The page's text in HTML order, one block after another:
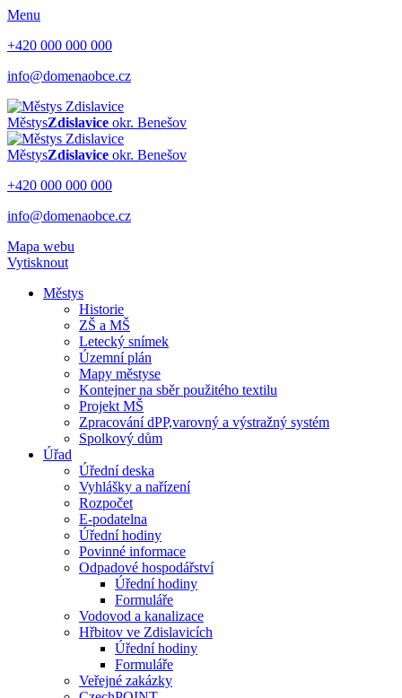
Menu
+420 000 000 000
info@domenaobce.cz
MěstysZdislavice okr. Benešov
MěstysZdislavice okr. Benešov
+420 000 000 000
info@domenaobce.cz
Mapa webu
Vytisknout
Městys
Historie
ZŠ a MŠ
Letecký snímek
Územní plán
Mapy městyse
Kontejner na sběr použitého textilu
Projekt MŠ
Zpracování dPP,varovný a výstražný systém
Spolkový dům
Úřad
Úřední deska
Vyhlášky a nařízení
Rozpočet
E-podatelna
Úřední hodiny
Povinné informace
Odpadové hospodářství
Úřední hodiny
Formuláře
Vodovod a kanalizace
Hřbitov ve Zdislavicích
Úřední hodiny
Formuláře
Veřejné zakázky